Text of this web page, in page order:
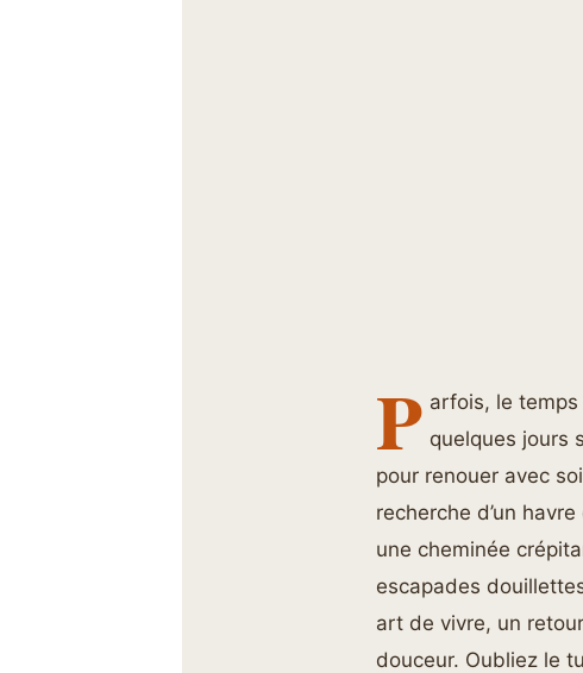
P arfois, le temps
quelques jours
pour renouer avec
recherche d’un
une cheminée
escapades
art de vivre, un
douceur. Oubliez le